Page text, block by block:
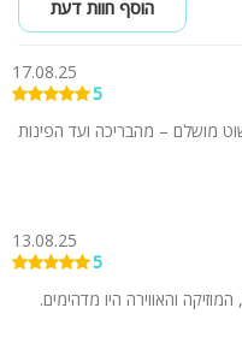
הוסף חוות דעת
17.08.25
5
הכל היה פשוט מושלם – מהבריכה ועד הפינות
13.08.25
5
והאווירה היו מדהימים.